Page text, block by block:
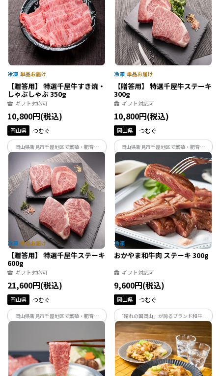
【贈答用】 特選千屋牛すき焼・
しゃぶしゃぶ 350g
ギフト対応可
10,800円(税込)
岡山県 つむぐ
岡山県新見市千屋地区で繁殖・肥育さ
れ、日本最古の和牛のルーツといわれる
蔓牛（つるうし）、「竹の谷蔓（たけの
たにつる）」の血統を引く年間生産頭数
700頭に満たない希少価値の高い「千屋
牛」をお届け。
【贈答用】 特選千屋牛ステーキ
300g
ギフト対応可
10,800円(税込)
岡山県 つむぐ
岡山県新見市千屋地区で繁殖・肥育さ
れ、日本最古の和牛のルーツといわれる
蔓牛（つるうし）、「竹の谷蔓（たけの
たにつる）」の血統を引く年間生産頭数
700頭に満たない希少価値の高い「千屋
牛」をお届け。
【贈答用】 特選千屋牛ステーキ
600g
ギフト対応可
21,600円(税込)
岡山県 つむぐ
岡山県新見市千屋地区で繁殖・肥育さ
たにつる）」の血統を引く年間生産頭数
700頭に満たない希少価値の高い「千屋
牛」をお届け。
おかやま和牛肉 ステーキ 300g
ギフト対応可
9,600円(税込)
岡山県 つむぐ
「晴れの国岡山」が誇るブランド和牛。
やわらかな食感と香りが和牛本来の味を
堪能できます。サーロインとリブロースの
みをステーキカットにしてお届け。